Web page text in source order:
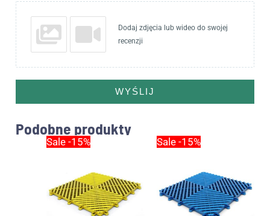
Dodaj zdjęcia lub wideo do swojej
recenzji
WYŚLIJ
Podobne produkty
Sale -15%Pierwotna
cena
15.00zł.
Sale -15%Pierwotna
cena
15.00zł.